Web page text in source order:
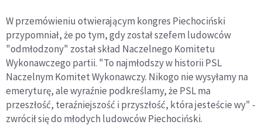
W przemówieniu otwierającym kongres Piechociński
przypomniał, że po tym, gdy został szefem ludowców
"odmłodzony" został skład Naczelnego Komitetu
Wykonawczego partii. "To najmłodszy w historii PSL
Naczelnym Komitet Wykonawczy. Nikogo nie wysyłamy na
emeryturę, ale wyraźnie podkreślamy, że PSL ma
przeszłość, teraźniejszość i przyszłość, która jesteście wy" -
zwrócił się do młodych ludowców Piechociński.